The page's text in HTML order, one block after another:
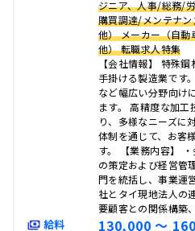
ジニア、人事/総務/
購買調達/メンテナ
他） メーカー（自動
他） 転職求人特集
【会社情報】 特殊
手掛ける製造業です
など幅広い分野向け
ます。 高精度な加工
り、多様なニーズに
体制を通じて、お客
す。 【業務内容】
の策定および経営管
門を統括し、事業運
社とタイ現地法人の
要顧客との関係構築
給料 130,000 〜